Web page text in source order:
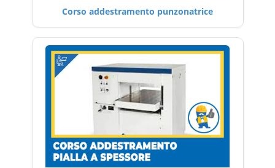
Corso addestramento punzonatrice